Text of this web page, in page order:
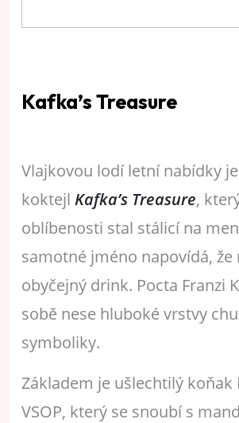
Kafka’s Treasure
Vlajkovou lodí letní nabídky
koktejl Kafka’s Treasure,
oblíbenosti stal stálicí na
samotné jméno napovídá, že
obyčejný drink. Pocta Franzi
sobě nese hluboké vrstvy
symboliky.
Základem je ušlechtilý koňak
VSOP, který se snoubí s